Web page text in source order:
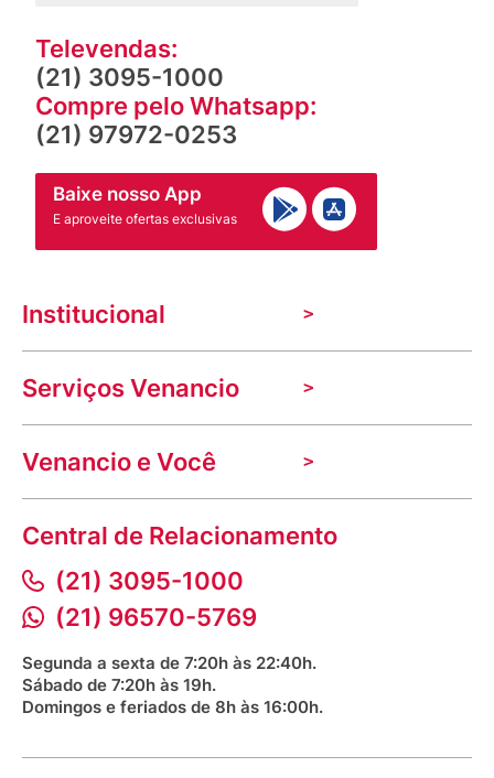
Televendas:
(21) 3095-1000
Compre pelo Whatsapp:
(21) 97972-0253
Baixe nosso App
E aproveite ofertas exclusivas
Institucional
A Venancio
Trabalhe Conosco
Nossas lojas
Indique seu imóvel
Aniversário Venancio 2025
Serviços Venancio
Troca e devolução
Mecânica de promoções
Dúvidas frequentes
Prazos e entregas
Bioimpedância Gratuita
Venancio e Você
VClube - Programa de fidelidade
Fale com o farmacêutico
Fale conosco
Procon RJ
Saúde na praça
Central de Relacionamento
(21) 3095-1000
(21) 96570-5769
Segunda a sexta de 7:20h às 22:40h.
Sábado de 7:20h às 19h.
Domingos e feriados de 8h às 16:00h.